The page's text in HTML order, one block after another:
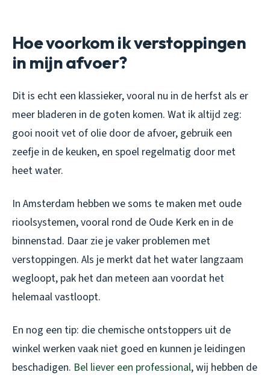
Hoe voorkom ik verstoppingen
in mijn afvoer?
Dit is echt een klassieker, vooral nu in de herfst als er
meer bladeren in de goten komen. Wat ik altijd zeg:
gooi nooit vet of olie door de afvoer, gebruik een
zeefje in de keuken, en spoel regelmatig door met
heet water.
In Amsterdam hebben we soms te maken met oude
rioolsystemen, vooral rond de Oude Kerk en in de
binnenstad. Daar zie je vaker problemen met
verstoppingen. Als je merkt dat het water langzaam
wegloopt, pak het dan meteen aan voordat het
helemaal vastloopt.
En nog een tip: die chemische ontstoppers uit de
winkel werken vaak niet goed en kunnen je leidingen
beschadigen. Bel liever een professional, wij hebben de